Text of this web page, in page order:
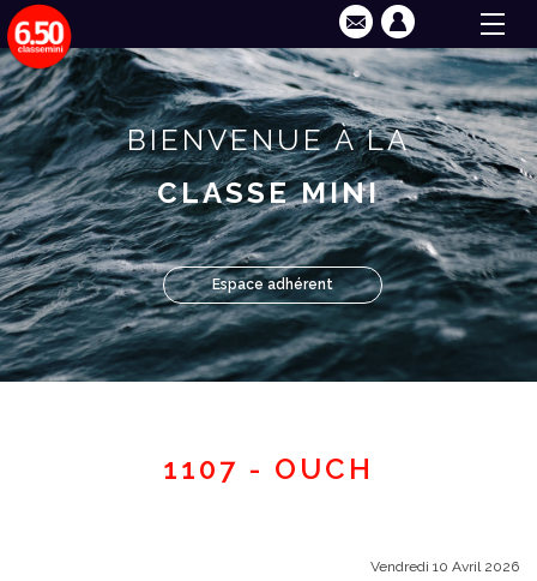
BIENVENUE À LA
CLASSE MINI
Espace adhérent
1107 - OUCH
Vendredi 10 Avril 2026